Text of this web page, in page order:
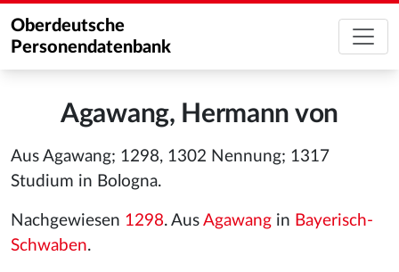
Oberdeutsche
Personendatenbank
Agawang, Hermann von
Aus Agawang; 1298, 1302 Nennung; 1317
Studium in Bologna.
Nachgewiesen 1298. Aus Agawang in Bayerisch-
Schwaben.